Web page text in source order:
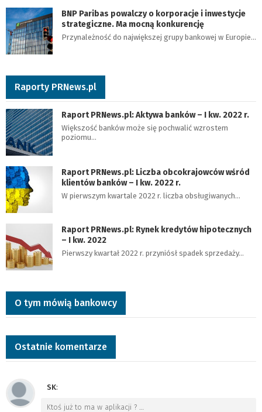
BNP Paribas powalczy o korporacje i inwestycje
strategiczne. Ma mocną konkurencję
Przynależność do największej grupy bankowej w Europie…
Raporty PRNews.pl
Raport PRNews.pl: Aktywa banków – I kw. 2022 r.
Większość banków może się pochwalić wzrostem
poziomu…
Raport PRNews.pl: Liczba obcokrajowców wśród
klientów banków – I kw. 2022 r.
W pierwszym kwartale 2022 r. liczba obsługiwanych…
Raport PRNews.pl: Rynek kredytów hipotecznych
– I kw. 2022
Pierwszy kwartał 2022 r. przyniósł spadek sprzedaży…
O tym mówią bankowcy
Ostatnie komentarze
SK:
Ktoś już to ma w aplikacji ?